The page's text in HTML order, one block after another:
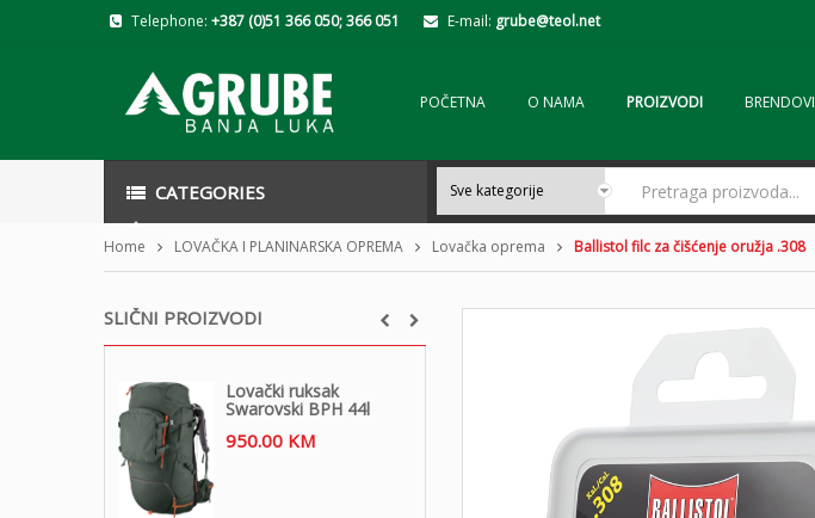
Telephone: +387 (0)51 366 050; 366 051 E-mail: grube@teol.net
POČETNA O NAMA PROIZVODI BRENDOVI
CATEGORIES
Home LOVAČKA I PLANINARSKA OPREMA Lovačka oprema Ballistol filc za čišćenje oružja .308
SLIČNI PROIZVODI
Lovački ruksak
Swarovski BPH 44l
950.00 KM